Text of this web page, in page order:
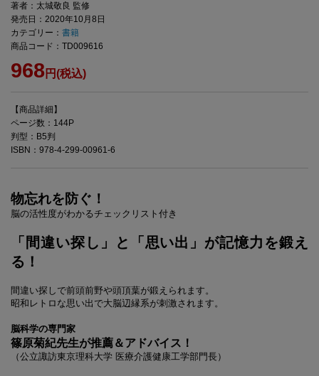
著者：太城敬良 監修
発売日：2020年10月8日
カテゴリー： 書籍
商品コード：TD009616
968円(税込)
【商品詳細】
ページ数：144P
判型：B5判
ISBN：978-4-299-00961-6
物忘れを防ぐ！
脳の活性度がわかるチェックリスト付き
「間違い探し」と「思い出」が記憶力を鍛え
る！
間違い探しで前頭前野や頭頂葉が鍛えられます。
昭和レトロな思い出で大脳辺縁系が刺激されます。
脳科学の専門家
篠原菊紀先生が推薦＆アドバイス！
（公立諏訪東京理科大学 医療介護健康工学部門長）